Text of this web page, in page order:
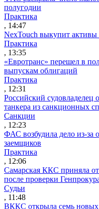
полугодии
Практика
, 14:47
NexTouch выкупит активы
Практика
, 13:35
«Евротранс» перешел в
выпускам облигаций
Практика
, 12:31
Российский судовладелец
танкера из санкционных
Санкции
, 12:23
ФАС возбудила дело из-за
заемщиков
Практика
, 12:06
Самарская ККС приняла
после проверки
Судьи
, 11:48
ВККС открыла семь новых